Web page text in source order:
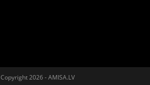
Copyright 2026 - AMISA.LV